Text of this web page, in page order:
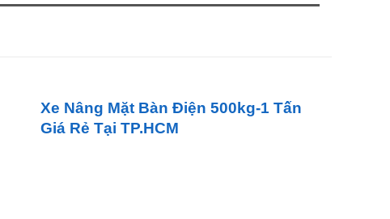
Xe Nâng Mặt Bàn Điện 500kg-1 Tấn
Giá Rẻ Tại TP.HCM